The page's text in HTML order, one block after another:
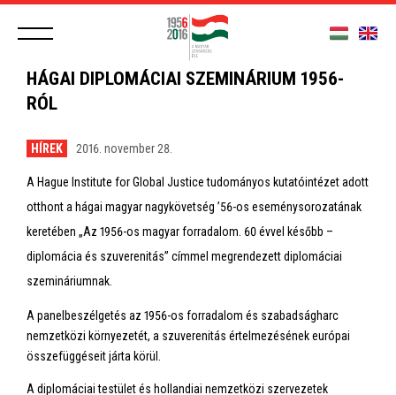
HÁGAI DIPLOMÁCIAI SZEMINÁRIUM 1956-
RÓL
HÍREK 2016. november 28.
A Hague Institute for Global Justice tudományos kutatóintézet adott
otthont a hágai magyar nagykövetség ’56-os eseménysorozatának
keretében „Az 1956-os magyar forradalom. 60 évvel később –
diplomácia és szuverenitás” címmel megrendezett diplomáciai
szemináriumnak.
A panelbeszélgetés az 1956-os forradalom és szabadságharc
nemzetközi környezetét, a szuverenitás értelmezésének európai
összefüggéseit járta körül.
A diplomáciai testület és hollandiai nemzetközi szervezetek